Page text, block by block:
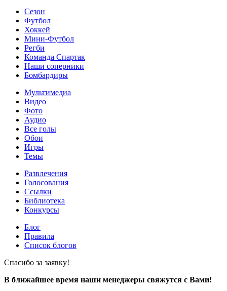
Сезон
Футбол
Хоккей
Мини-Футбол
Регби
Команда Спартак
Наши соперники
Бомбардиры
Мультимедиа
Видео
Фото
Аудио
Все голы
Обои
Игры
Темы
Развлечения
Голосования
Ссылки
Библиотека
Конкурсы
Блог
Правила
Список блогов
Спасибо за заявку!
В ближайшее время наши менеджеры свяжутся с Вами!